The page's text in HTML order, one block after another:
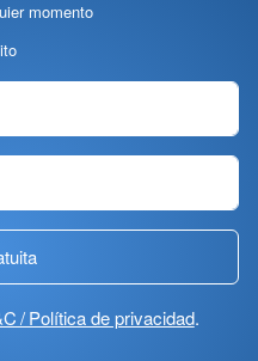
momento
/ Política de privacidad.